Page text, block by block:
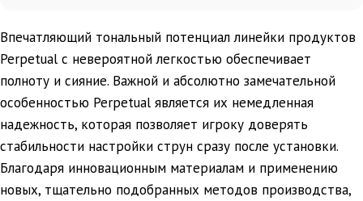
Впечатляющий тональный потенциал линейки продуктов
Perpetual с невероятной легкостью обеспечивает
полноту и сияние. Важной и абсолютно замечательной
особенностью Perpetual является их немедленная
надежность, которая позволяет игроку доверять
стабильности настройки струн сразу после установки.
Благодаря инновационным материалам и применению
новых, тщательно подобранных методов производства,